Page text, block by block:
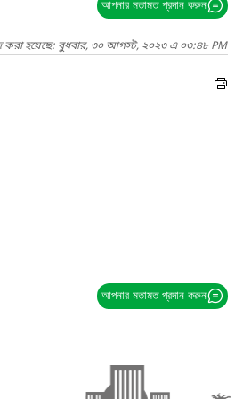
আপনার মতামত প্রদান করুন
করা হয়েছে: বুধবার, ৩০ আগস্ট, ২০২৩ এ ০৩:৪৮ PM
আপনার মতামত প্রদান করুন